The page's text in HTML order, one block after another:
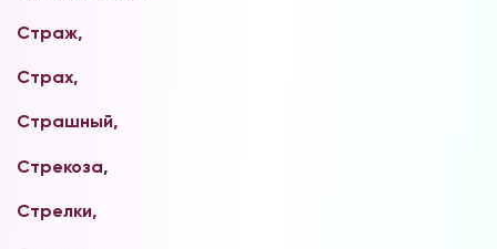
Страж,
Страх,
Страшный,
Стрекоза,
Стрелки,